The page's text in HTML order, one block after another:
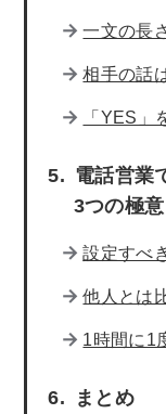
一文の長
相手の話
「YES」
電話営業
3つの極意
設定すべ
他人とは
1時間に1
まとめ